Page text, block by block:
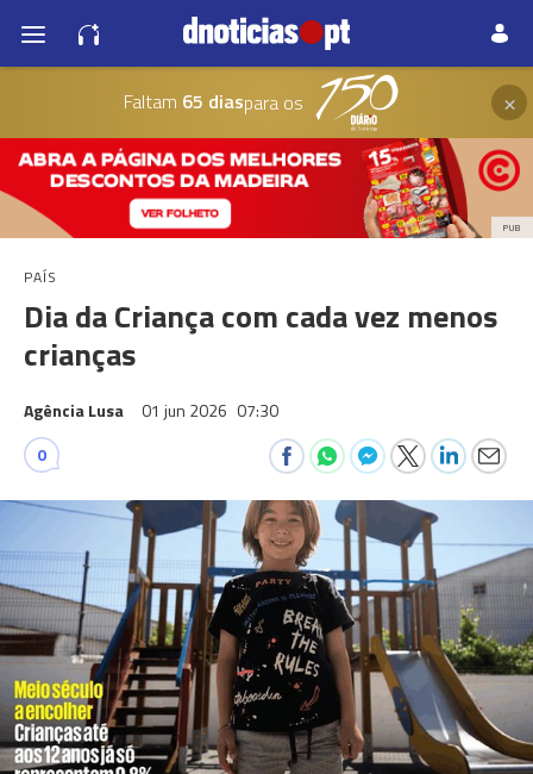
Faltam 65 diaspara os ×
PUB
PAÍS
Dia da Criança com cada vez menos
crianças
Agência Lusa 01 jun 2026 07:30
0